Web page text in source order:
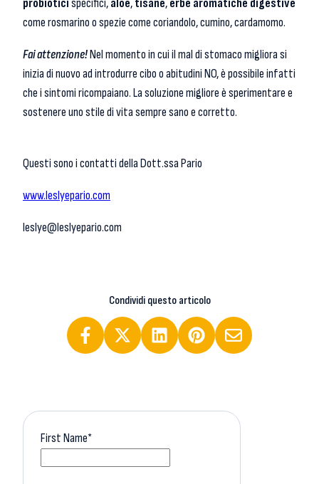
probioticispecifici,aloe,tisane,erbe aromatiche digestive
come rosmarino o spezie come coriandolo, cumino, cardamomo.
Fai attenzione!Nel momento in cui il mal di stomaco migliora si
inizia di nuovo ad introdurre cibo o abitudini NO, è possibile infatti
che i sintomi ricompaiano. La soluzione migliore è sperimentare e
sostenere uno stile di vita sempre sano e corretto.
Questi sono i contatti della Dott.ssa Pario
www.leslyepario.com
leslye@leslyepario.com
Condividi questo articolo
First Name*